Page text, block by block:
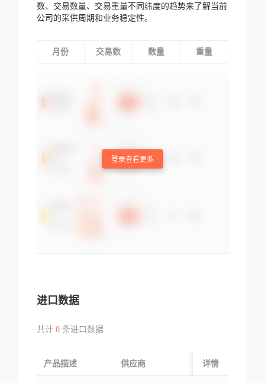
数、交易数量、交易重量不同纬度的趋势来了解当前
公司的采供周期和业务稳定性。
月份 交易数 数量 重量
登录查看更多
进口数据
共计 0条进口数据
产品描述 供应商 起运国/地区
详情